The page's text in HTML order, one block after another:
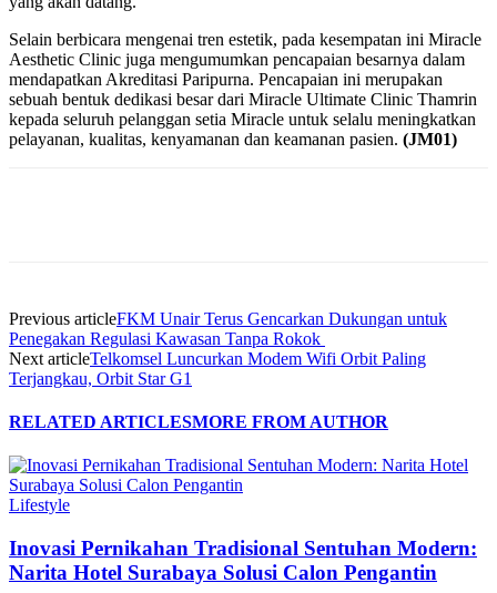
Selain berbicara mengenai tren estetik, pada kesempatan ini Miracle
Aesthetic Clinic juga mengumumkan pencapaian besarnya dalam
mendapatkan Akreditasi Paripurna. Pencapaian ini merupakan
sebuah bentuk dedikasi besar dari Miracle Ultimate Clinic Thamrin
kepada seluruh pelanggan setia Miracle untuk selalu meningkatkan
pelayanan, kualitas, kenyamanan dan keamanan pasien. (JM01)
Previous articleFKM Unair Terus Gencarkan Dukungan untuk
Penegakan Regulasi Kawasan Tanpa Rokok
Next articleTelkomsel Luncurkan Modem Wifi Orbit Paling
Terjangkau, Orbit Star G1
RELATED ARTICLESMORE FROM AUTHOR
Lifestyle
Inovasi Pernikahan Tradisional Sentuhan Modern:
Narita Hotel Surabaya Solusi Calon Pengantin